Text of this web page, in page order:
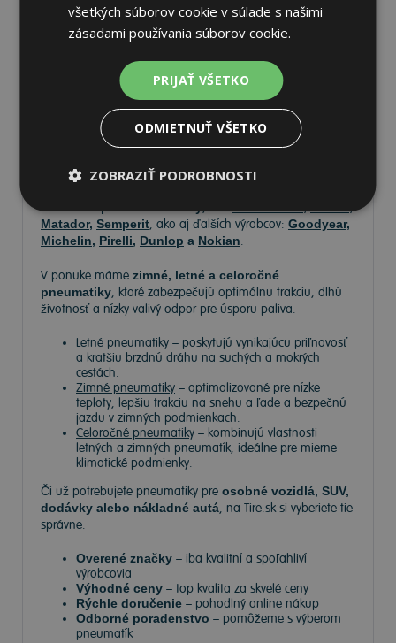
Pneumatiky
Vyberte si kvalitné
pre bezpečnú, komfortnú
pneumatík pre rôzne typy vozidiel a jazdných podmienok.
Ponúkame
Matador, Semperit, ako aj ďalších výrobcov: Goodyear,
Michelin, Pirelli, Dunlop a Nokian.
V ponuke máme zimné, letné a celoročné
pneumatiky, ktoré zabezpečujú optimálnu trakciu, dlhú
životnosť a nízky valivý odpor pre úsporu paliva.
Letné pneumatiky – poskytujú vynikajúcu priľnavosť
a kratšiu brzdnú dráhu na suchých a mokrých
cestách.
Zimné pneumatiky – optimalizované pre nízke
teploty, lepšiu trakciu na snehu a ľade a bezpečnú
jazdu v zimných podmienkach.
Celoročné pneumatiky – kombinujú vlastnosti
letných a zimných pneumatík, ideálne pre mierne
klimatické podmienky.
Či už potrebujete pneumatiky pre osobné vozidlá, SUV,
dodávky alebo nákladné autá, na Tire.sk si vyberiete tie
správne.
Overené značky – iba kvalitní a spoľahliví
výrobcovia
Výhodné ceny – top kvalita za skvelé ceny
Rýchle doručenie – pohodlný online nákup
Odborné poradenstvo – pomôžeme s výberom
pneumatík
všetkých súborov cookie v súlade s našimi
zásadami používania súborov cookie.
PRIJAŤ VŠETKO
ODMIETNUŤ VŠETKO
ZOBRAZIŤ PODROBNOSTI